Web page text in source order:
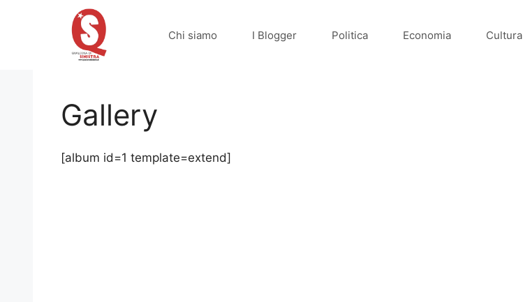
Chi siamo I Blogger Politica Economia Cultura
Gallery
[album id=1 template=extend]